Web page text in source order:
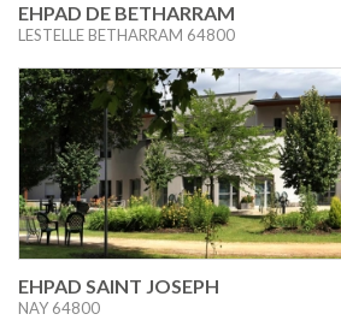
EHPAD DE BETHARRAM
LESTELLE BETHARRAM 64800
EHPAD SAINT JOSEPH
NAY 64800